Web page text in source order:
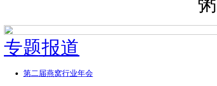
专题报道
第二届燕窝行业年会